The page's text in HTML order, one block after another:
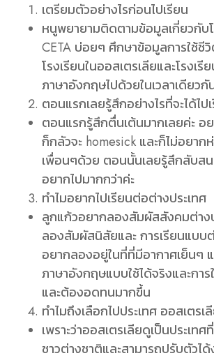
เตรียมตัวอย่างไรก่อนไปเรียน
หนูพยายามติดตามข้อมูลเกี่ยวกับ
CETA บ่อยๆ ศึกษาข้อมูลการใช้ชี
โรงเรียนในออสเตรเลียและโรงเรี
ภาษาอังกฤษไปด้วยในเวลาเดียวกั
ตอนแรกเลยรู้สึกอย่างไรที่จะได้ไป
ตอนแรกรู้สึกตื่นเต้นมากเลยค่ะ อ
ก็กลัวจะ homesick และก็ไม่อยา
เพื่อนๆด้วย ตอนนั้นเลยรู้สึกสับส
อยากไปมากกว่าค่ะ
ทำไมอยากไปเรียนต่อต่างประเทศ
ลูกแก้วอยากลองสัมผัสสังคมต่าง
ลองสัมผัสนิสัยและ การเรียนแบบ
อยากลองอยู่ในที่ที่มีอากาศเย็นๆ
ภาษาอังกฤษแบบใช้ได้จริงและกา
และต้องอดทนมากขึ้น
ทำไมถึงเลือกไปประเทศ ออสเตรเ
เพราะว่าออสเตรเลียดูเป็นประเท
ชาวต่างชาติและสามารถปรับตัวได้